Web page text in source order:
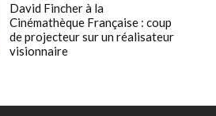
David Fincher à la
Cinémathèque Française : coup
de projecteur sur un réalisateur
visionnaire